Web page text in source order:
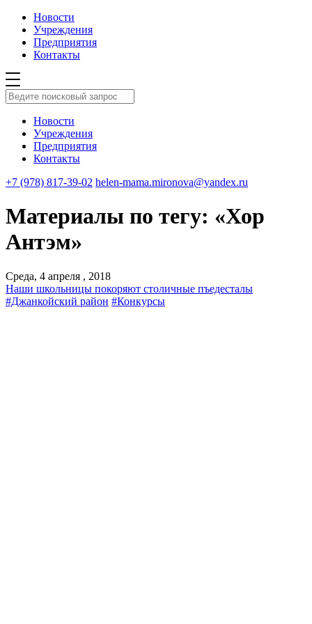
Новости
Учреждения
Предприятия
Контакты
Новости
Учреждения
Предприятия
Контакты
+7 (978) 817-39-02 helen-mama.mironova@yandex.ru
Материалы по тегу: «Хор
Антэм»
Среда, 4 апреля , 2018
Наши школьницы покоряют столичные пъедесталы
#Джанкойский район #Конкурсы